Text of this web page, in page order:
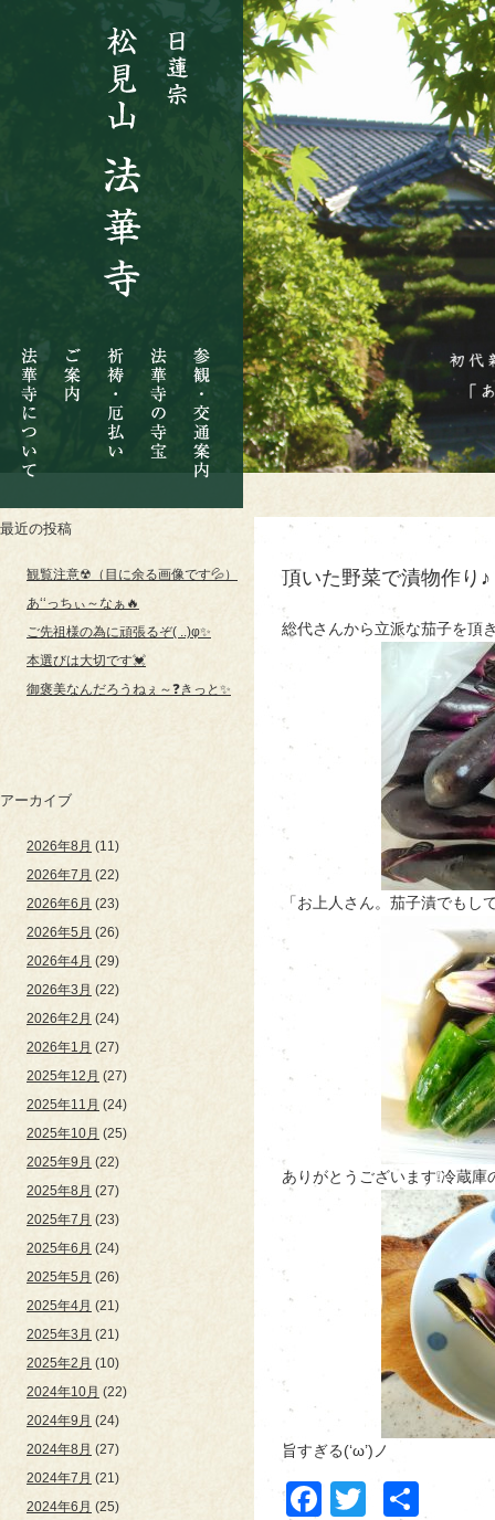
華
寺
に
つ
い
案
内
祷・
厄
払
い
華
寺
の
寺
宝
観・
交
通
案
内
最近の投稿
観覧注意☢（目に余る画像です💦）
あ‘‘っちぃ～なぁ🔥
ご先祖様の為に頑張るぞ( ..)φ✨
本選びは大切です💓
御褒美なんだろうねぇ～❓きっと✨
アーカイブ
2026年8月 (11)
2026年7月 (22)
2026年6月 (23)
2026年5月 (26)
2026年4月 (29)
2026年3月 (22)
2026年2月 (24)
2026年1月 (27)
2025年12月 (27)
2025年11月 (24)
2025年10月 (25)
2025年9月 (22)
2025年8月 (27)
2025年7月 (23)
2025年6月 (24)
2025年5月 (26)
2025年4月 (21)
2025年3月 (21)
2025年2月 (10)
2024年10月 (22)
2024年9月 (24)
2024年8月 (27)
2024年7月 (21)
2024年6月 (25)
頂いた野菜で漬物作り♪
総代さんから立派な茄子を頂
「お上人さん。茄子漬でもし
ありがとうございます❕冷蔵
旨すぎる(‘ω’)ノ
Facebook
Twitter